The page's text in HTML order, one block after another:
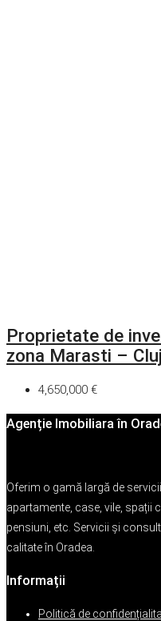
Proprietate de
zona Marasti – Cluj
4,650,000 €
Agenție Imobiliara în
Oferim o gamă largă de
apartamente, case, vile, spații
pensiuni, etc. Servicii și
calitate în Oradea.
Informații
Politică de